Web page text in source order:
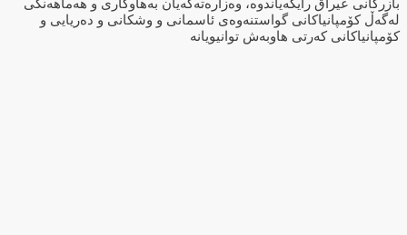
بازرگانی عیراق رایگەیاندوە، وەزارەتەكەیان بەهاوكاری و هەماهەنگی
لەگەڵ كۆمپانیاكانی گواستنەوەی ئاسمانی و وشكانی و دەریایی و
كۆمپانیاكانی كەرتی هاوبەش توانیویانە